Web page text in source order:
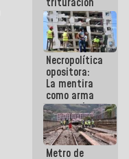
para
optimizar
manejo de
escombros
en La Guaira
Necropolítica
opositora:
La mentira
como arma
contra el
Pueblo
Metro de